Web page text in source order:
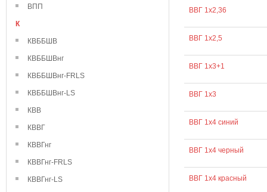
ВПП
К
КВББШВ
КВББШВнг
КВББШВнг-FRLS
КВББШВнг-LS
КВВ
КВВГ
КВВГнг
КВВГнг-FRLS
КВВГнг-LS
ВВГ 1х2,36
ВВГ 1х2,5
ВВГ 1х3+1
ВВГ 1х3
ВВГ 1х4 синий
ВВГ 1х4 черный
ВВГ 1х4 красный